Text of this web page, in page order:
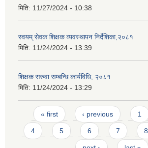
मिति: 11/27/2024 - 10:38
स्वयम् सेवक शिक्षक व्यवस्थापन निर्देशिका,२०८१
मिति: 11/24/2024 - 13:39
शिक्षक सरुवा सम्बन्धि कार्यविधि, २०८१
मिति: 11/24/2024 - 13:29
Pages
« first ‹ previous 1
4 5 6 7 8